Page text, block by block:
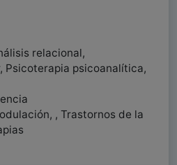
relacional,
Psicoterapia psicoanalítica,
, Trastornos de la